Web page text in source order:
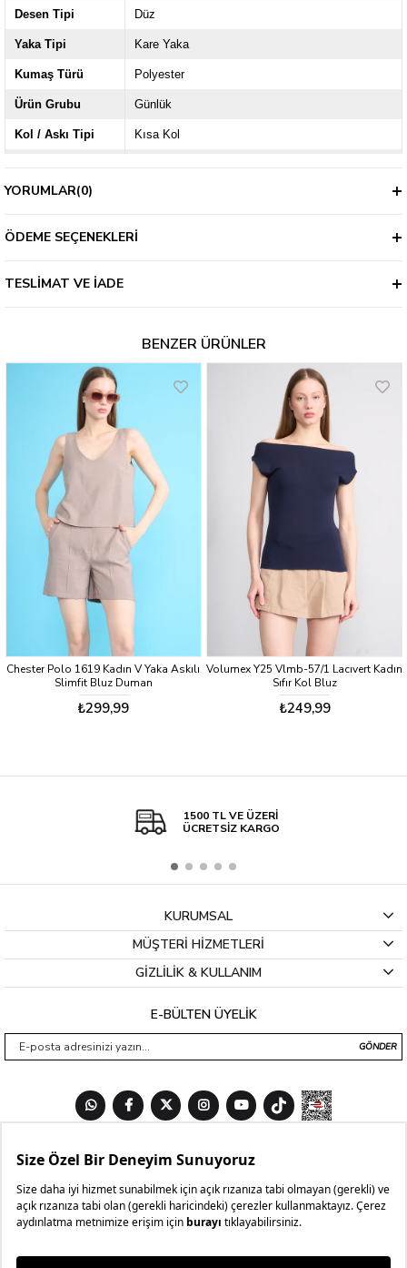
Desen Tipi Düz
Yaka Tipi Kare Yaka
Kumaş Türü Polyester
Ürün Grubu Günlük
Kol / Askı Tipi Kısa Kol
Kalınlık
YORUMLAR(0)
ÖDEME SEÇENEKLERI
TESLIMAT VE İADE
BENZER ÜRÜNLER
Chester Polo 1619 Kadın V Yaka Askılı
Slimfit Bluz Duman
₺299,99
Volumex Y25 Vlmb-57/1 Lacıvert Kadın
Sıfır Kol Bluz
₺249,99
1500 TL VE ÜZERİ
ÜCRETSİZ KARGO
KURUMSAL
MÜŞTERİ HİZMETLERİ
GİZLİLİK & KULLANIM
E-BÜLTEN ÜYELİK
GÖNDER